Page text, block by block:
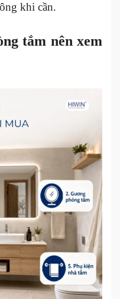
khi cần.
tắm nên xem